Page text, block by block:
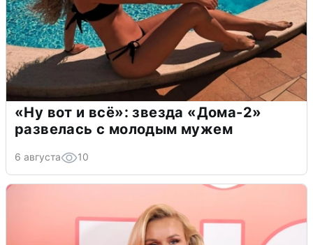
«Ну вот и всё»: звезда «Дома-2»
развелась с молодым мужем
6 августа 10